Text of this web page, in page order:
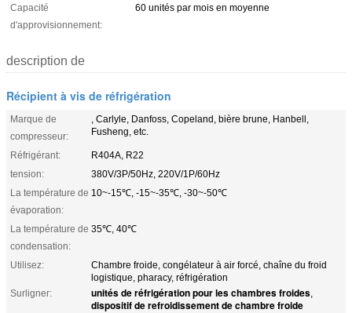
Capacité
d'approvisionnement:
60 unités par mois en moyenne
description de
Récipient à vis de réfrigération
Marque de
compresseur:
, Carlyle, Danfoss, Copeland, bière brune, Hanbell,
Fusheng, etc.
Réfrigérant:
R404A, R22
tension:
380V/3P/50Hz, 220V/1P/60Hz
La température de
évaporation:
10~-15℃, -15~-35℃, -30~-50℃
La température de
condensation:
35℃, 40℃
Utilisez:
Chambre froide, congélateur à air forcé, chaîne du froid
logistique, pharacy, réfrigération
Surligner:
unités de réfrigération pour les chambres froides,
dispositif de refroidissement de chambre froide